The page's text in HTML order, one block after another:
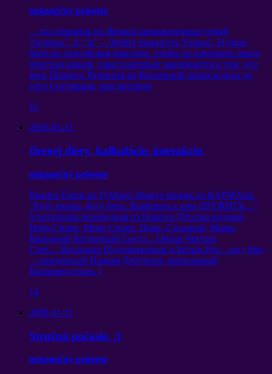
nekonečný priestor
…ты сливаешь на Живых вымышленные тобой
“позоры”. А “ja” – Любит выжигать Узоры!.. Нужно
быть не способным мыслить, чтобы не понимать таких
простых вещей, смысл которых заключается в том, что
весь Процесс Развития во Вселенной происходить до
того Состояния, при котором
11
2010-01-11
čiernej diery. kalkulácie. interakcie.
nekonečný priestor
Вышел Ёжик из ТуМана. Вынул ножик из КАРМАна.
“Буду резать, буду бить, Выбирать с кем ДРУЖИТЬ…”
(считалочка безобидная из Нашего Детства видная)
Небо Синее, Море Синее. Папа- Сильный, Мама-
Красивая! Бездонный Сосуд…Океан Чистых
Слёз….Весенних Подснежников и Белых Роз…sss ( Shu
…рожденный Нашим Детством, записанный
Космоведством. )
14
2009-11-11
Stručná počasie. :)
nekonečný priestor